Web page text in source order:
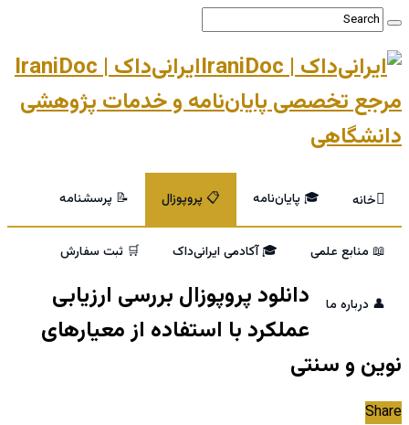
ایرانی‌داک | IraniDoc
مرجع تخصصی پایان‌نامه و خدمات پژوهشی
دانشگاهی
خانه 🎓 پایان‌نامه 📋 پروپوزال 📝 پرسشنامه
📖 منابع علمی 🎓 آکادمی ایرانی‌داک 🛒 ثبت سفارش
👤 درباره ما
دانلود پروپوزال بررسی ارزیابی
عملکرد با استفاده از معیارهای
نوین و سنتی
Share